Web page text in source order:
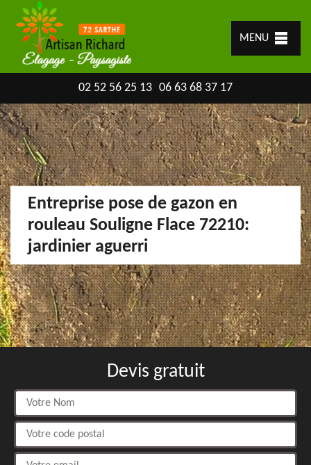
MENU
02 52 56 25 13 06 63 68 37 17
Entreprise pose de gazon en
rouleau Souligne Flace 72210:
jardinier aguerri
Devis gratuit